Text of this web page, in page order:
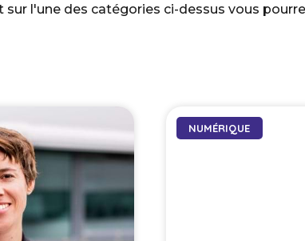
sur l'une des catégories ci-dessus vous
NUMÉRIQUE